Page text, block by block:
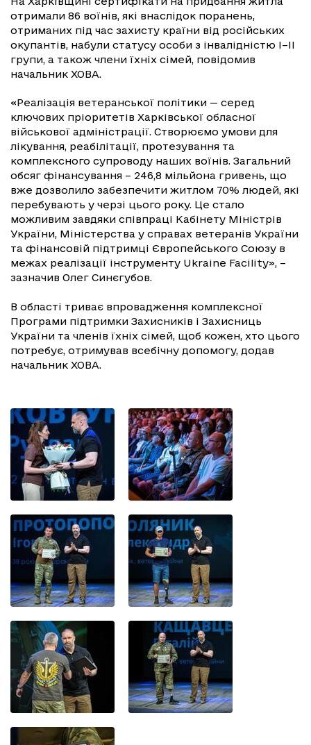
отримали 86 воїнів, які внаслідок поранень,
отриманих під час захисту країни від російських
окупантів, набули статусу особи з інвалідністю І–ІІ
групи, а також члени їхніх сімей, повідомив
начальник ХОВА.
«Реалізація ветеранської політики — серед
ключових пріоритетів Харківської обласної
військової адміністрації. Створюємо умови для
лікування, реабілітації, протезування та
комплексного супроводу наших воїнів. Загальний
обсяг фінансування – 246,8 мільйона гривень, що
вже дозволило забезпечити житлом 70% людей, які
перебувають у черзі цього року. Це стало
можливим завдяки співпраці Кабінету Міністрів
України, Міністерства у справах ветеранів України
та фінансовій підтримці Європейського Союзу в
межах реалізації інструменту Ukraine Facility», –
зазначив Олег Синєгубов.
В області триває впровадження комплексної
Програми підтримки Захисників і Захисниць
України та членів їхніх сімей, щоб кожен, хто цього
потребує, отримував всебічну допомогу, додав
начальник ХОВА.